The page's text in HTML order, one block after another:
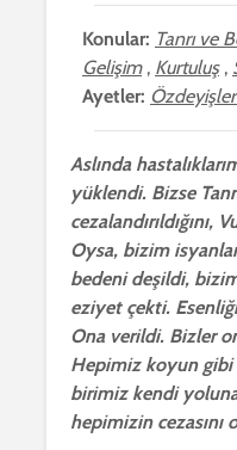
Konular: Tanrı ve
Gelişim, Kurtuluş,
Ayetler:
Aslında
yüklendi. Bizse
cezalandırıldığını,
Oysa, bizim
bedeni deşildi,
eziyet çekti.
Ona verildi. Bizler
Hepimiz koyun gibi
birimiz kendi
hepimizin cezasını